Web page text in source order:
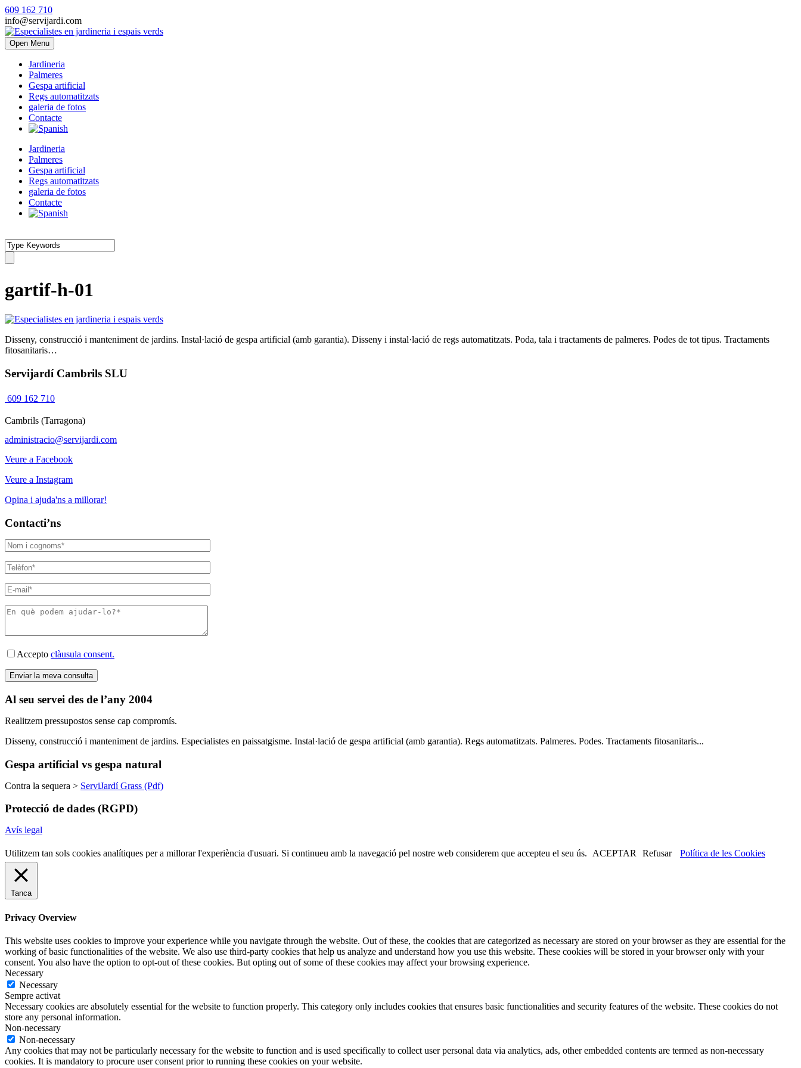
609 162 710
info@servijardi.com
Open Menu
Jardineria
Palmeres
Gespa artificial
Regs automatitzats
galeria de fotos
Contacte
Jardineria
Palmeres
Gespa artificial
Regs automatitzats
galeria de fotos
Contacte
gartif-h-01
Disseny, construcció i manteniment de jardins. Instal·lació de gespa artificial (amb garantia). Disseny i instal·lació de regs automatitzats. Poda, tala i tractaments de palmeres. Podes de tot tipus. Tractaments
fitosanitaris…
Servijardí Cambrils SLU
609 162 710
Cambrils (Tarragona)
administracio@servijardi.com
Veure a Facebook
Veure a Instagram
Opina i ajuda'ns a millorar!
Contacti’ns
Accepto clàusula consent.
Al seu servei des de l’any 2004
Realitzem pressupostos sense cap compromís.
Disseny, construcció i manteniment de jardins. Especialistes en paissatgisme. Instal·lació de gespa artificial (amb garantia). Regs automatitzats. Palmeres. Podes. Tractaments fitosanitaris...
Gespa artificial vs gespa natural
Contra la sequera > ServiJardí Grass (Pdf)
Protecció de dades (RGPD)
Avís legal
Utilitzem tan sols cookies analítiques per a millorar l'experiència d'usuari. Si continueu amb la navegació pel nostre web considerem que accepteu el seu ús. ACEPTAR Refusar Política de les Cookies
Tanca
Privacy Overview
This website uses cookies to improve your experience while you navigate through the website. Out of these, the cookies that are categorized as necessary are stored on your browser as they are essential for the
working of basic functionalities of the website. We also use third-party cookies that help us analyze and understand how you use this website. These cookies will be stored in your browser only with your
consent. You also have the option to opt-out of these cookies. But opting out of some of these cookies may affect your browsing experience.
Necessary
Necessary
Sempre activat
Necessary cookies are absolutely essential for the website to function properly. This category only includes cookies that ensures basic functionalities and security features of the website. These cookies do not
store any personal information.
Non-necessary
Non-necessary
Any cookies that may not be particularly necessary for the website to function and is used specifically to collect user personal data via analytics, ads, other embedded contents are termed as non-necessary
cookies. It is mandatory to procure user consent prior to running these cookies on your website.